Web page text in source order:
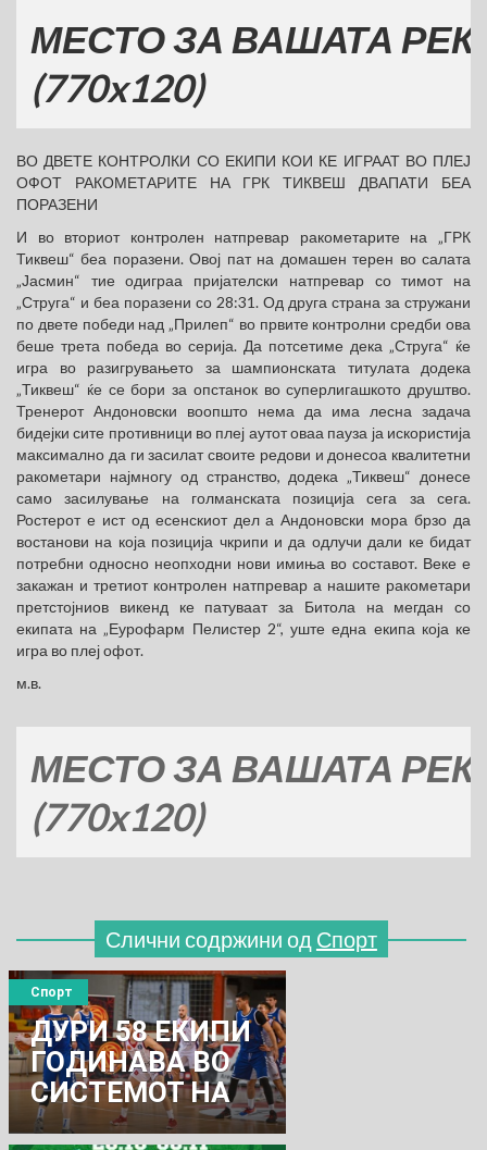
ЗА ВАШАТА
ВО ДВЕТЕ КОНТРОЛКИ СО ЕКИПИ КОИ КЕ ИГРААТ ВО ПЛЕЈ
ОФОТ РАКОМЕТАРИТЕ НА ГРК ТИКВЕШ ДВАПАТИ БЕА
ПОРАЗЕНИ
И во вториот контролен натпревар ракометарите на „ГРК
Тиквеш“ беа поразени. Овој пат на домашен терен во салата
„Јасмин“ тие одиграа пријателски натпревар со тимот на
„Струга“ и беа поразени со 28:31. Од друга страна за стружани
по двете победи над „Прилеп“ во првите контролни средби ова
беше трета победа во серија. Да потсетиме дека „Струга“ ќе
игра во разигрувањето за шампионската титулата додека
„Тиквеш“ ќе се бори за опстанок во суперлигашкото друштво.
Тренерот Андоновски воопшто нема да има лесна задача
бидејки сите противници во плеј аутот оваа пауза ја искористија
максимално да ги засилат своите редови и донесоа квалитетни
ракометари најмногу од странство, додека „Тиквеш“ донесе
само засилување на голманската позиција сега за сега.
Ростерот е ист од есенскиот дел а Андоновски мора брзо да
востанови на која позиција чкрипи и да одлучи дали ке бидат
потребни односно неопходни нови имиња во составот. Веке е
закажан и третиот контролен натпревар а нашите ракометари
претстојниов викенд ке патуваат за Битола на мегдан со
екипата на „Еурофарм Пелистер 2“, уште една екипа која ке
игра во плеј офот.
м.в.
ЗА ВАШАТА
Слични содржини од Спорт
ДУРИ 58 ЕКИПИ
ГОДИНАВА ВО
СИСТЕМОТ НА
КОШАРКАРСКАТА
Спорт